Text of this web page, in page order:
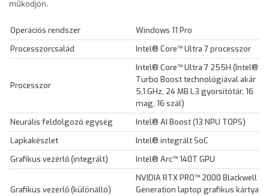
működjön.
Operációs rendszer
Windows 11 Pro
Processzorcsalád
Intel® Core™ Ultra 7 processzor
Processzor
Intel® Core™ Ultra 7 255H (Intel®
Turbo Boost technológiával akár
5,1 GHz, 24 MB L3 gyorsítótár, 16
mag, 16 szál)
Neurális feldolgozó egység
Intel® AI Boost (13 NPU TOPS)
Lapkakészlet
Intel® integrált SoC
Grafikus vezérlő (integrált)
Intel® Arc™ 140T GPU
Grafikus vezérlő (különálló)
NVIDIA RTX PRO™ 2000 Blackwell
Generation laptop grafikus kártya